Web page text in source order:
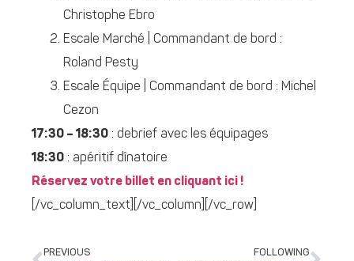
Christophe Ebro
Escale Marché | Commandant de bord :
Roland Pesty
Escale Équipe | Commandant de bord : Michel
Cezon
17:30 – 18:30 : debrief avec les équipages
18:30 : apéritif dînatoire
Réservez votre billet en cliquant ici !
[/vc_column_text][/vc_column][/vc_row]
PREVIOUS
FOLLOWING